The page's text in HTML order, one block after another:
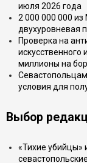
июля 2026 года
2 000 000 000
двухуровневая
Проверка на
искусственного
миллионы на
условия для
Выбор
«Тихие убийцы»